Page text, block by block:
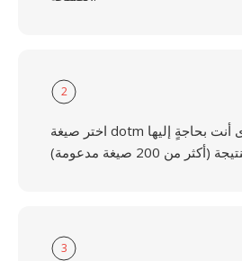
2
اختر صيغة dotm أو أية صيغة أخرى أنت بحاجةٍ إليها
(أكثر من 200 صيغة مدعومة)
3